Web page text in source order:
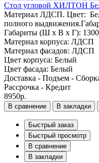
Стол угловой ХИЛТОН
Материал ЛДСП. Цвет:
полного
Габариты (Ш x В x Г):
Материал корпуса: ЛДСП
Материал фасадов: ЛДСП
Цвет корпуса: Белый
Цвет фасада: Белый
Доставка - Подъем -
Рассрочка - Кредит
8950р.
В сравнение В закладки
Быстрый заказ
Быстрый просмотр
В сравнение
В закладки